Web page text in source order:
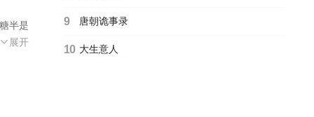
半是
。欢
展开
9 唐朝诡事录
10 大生意人